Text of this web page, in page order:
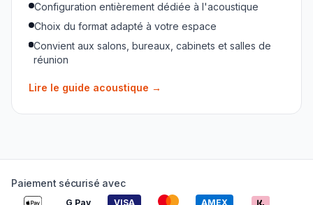
Configuration entièrement dédiée à l'acoustique
Choix du format adapté à votre espace
Convient aux salons, bureaux, cabinets et salles de
réunion
Lire le guide acoustique →
Paiement sécurisé avec
G Pay VISA AMEX